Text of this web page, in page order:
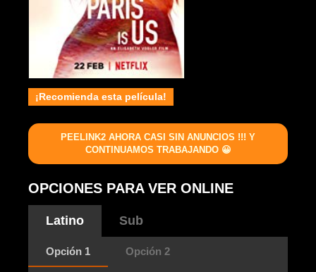
¡Recomienda esta película!
PEELINK2 AHORA CASI SIN ANUNCIOS !!! Y
CONTINUAMOS TRABAJANDO 😀
OPCIONES PARA VER ONLINE
Latino Sub
Opción 1 Opción 2